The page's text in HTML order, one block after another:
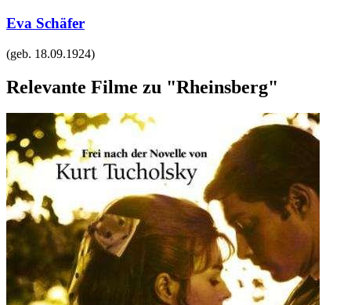
Eva Schäfer
(geb. 18.09.1924)
Relevante Filme zu "Rheinsberg"